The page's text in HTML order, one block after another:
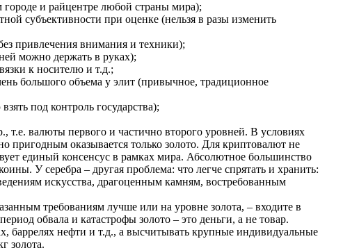
и райцентре любой страны мира);
субъективности при оценке (нельзя в разы изменить
привлечения внимания и техники);
можно держать в руках);
к носителю и т.д.;
большого объема у элит (привычное, традиционное
под контроль государства);
валюты первого и частично второго уровней. В условиях
пригодным оказывается только золото. Для криптовалют не
единый консенсус в рамках мира. Абсолютное большинство
У серебра – другая проблема: что легче спрятать и хранить:
искусства, драгоценным камням, востребованным
требованиям лучше или на уровне золота, – входите в
обвала и катастрофы золото – это деньги, а не товар.
баррелях нефти и т.д., а высчитывать крупные индивидуальные
золота.